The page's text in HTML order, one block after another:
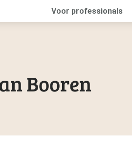
Voor professionals
Booren